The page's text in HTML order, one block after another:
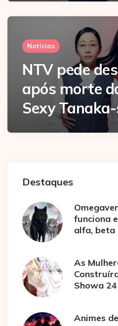
Notícias
NTV pede
após morte
Sexy
Destaques
funciona
alfa, beta
As
Showa
Animes